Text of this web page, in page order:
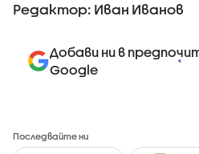
Редактор: Иван Иванов
Добави ни в
Google
Последвайте ни